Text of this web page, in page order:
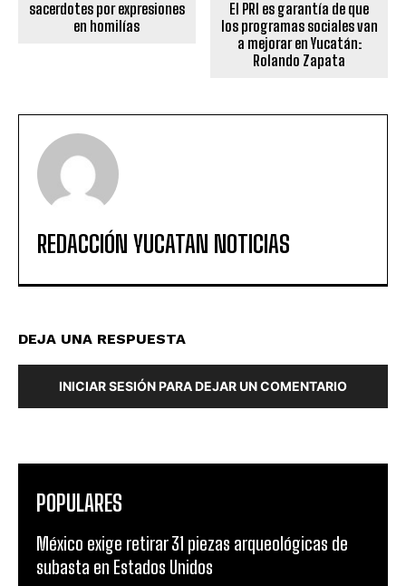
sacerdotes por expresiones
en homilías
El PRI es garantía de que
los programas sociales van
a mejorar en Yucatán:
Rolando Zapata
REDACCIÓN YUCATAN NOTICIAS
DEJA UNA RESPUESTA
INICIAR SESIÓN PARA DEJAR UN COMENTARIO
POPULARES
México exige retirar 31 piezas arqueológicas de
subasta en Estados Unidos